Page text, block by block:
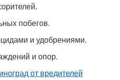
побегов.
и удобрениями.
и опор.